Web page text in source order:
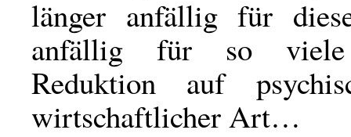
länger anfällig für
anfällig für so
Reduktion auf
wirtschaftlicher Art…